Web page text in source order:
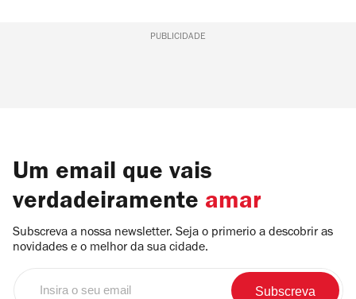
PUBLICIDADE
Um email que vais
verdadeiramente amar
Subscreva a nossa newsletter. Seja o primerio a descobrir as
novidades e o melhor da sua cidade.